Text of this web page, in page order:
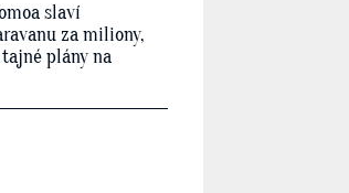
slaví
za miliony,
plány na